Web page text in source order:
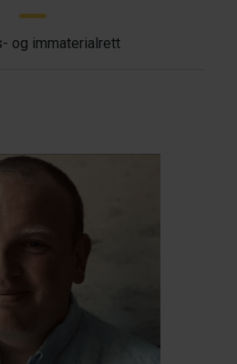
og immaterialrett